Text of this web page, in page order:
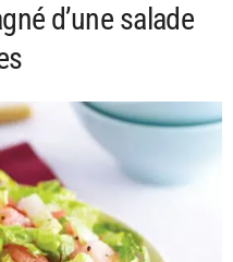
d’une salade